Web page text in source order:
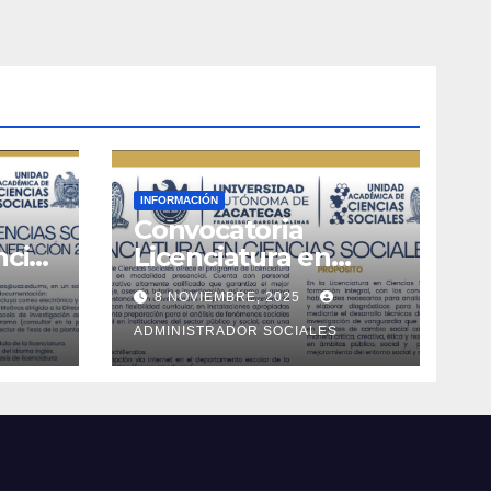
INFORMACIÓN
Convocatoria
Licenciatura en
Ciencias Sociales
8 NOVIEMBRE, 2025
ADMINISTRADOR SOCIALES